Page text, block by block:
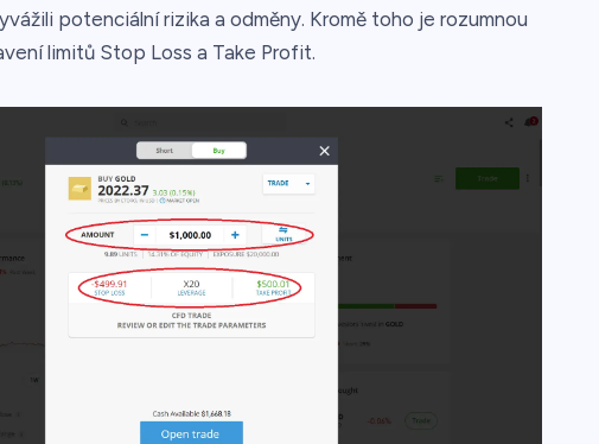
potenciální rizika a odměny. Kromě toho je rozumnou
limitů Stop Loss a Take Profit.